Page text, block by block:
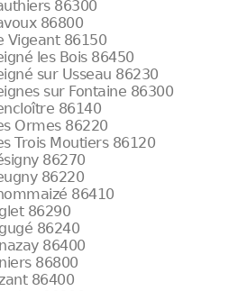
86300
86800
Vigeant 86150
les Bois 86450
sur Usseau 86230
sur Fontaine 86300
86140
Ormes 86220
Trois Moutiers 86120
86270
86220
86410
86290
86240
86400
86800
86400